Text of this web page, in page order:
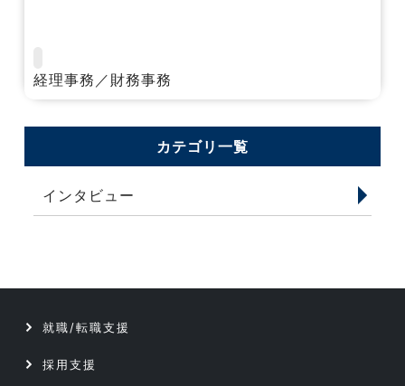
経理事務／財務事務
カテゴリ一覧
インタビュー
就職/転職支援
採用支援